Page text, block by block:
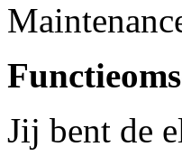
Jij bent de